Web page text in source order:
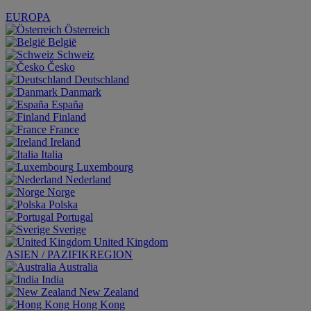
EUROPA
Österreich
België
Schweiz
Česko
Deutschland
Danmark
España
Finland
France
Ireland
Italia
Luxembourg
Nederland
Norge
Polska
Portugal
Sverige
United Kingdom
ASIEN / PAZIFIKREGION
Australia
India
New Zealand
Hong Kong